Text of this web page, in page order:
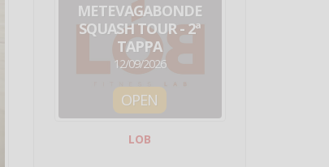
METEVAGABONDE
SQUASH TOUR - 2ª
TAPPA
12/09/2026
OPEN
LOB